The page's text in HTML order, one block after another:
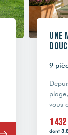
Une
9
vous
1
dont